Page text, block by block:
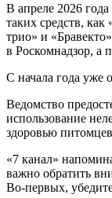
В апреле 2026
таких средств,
трио» и
в Роскомнадзор, а
С начала года уже
Ведомство
использование
здоровью
«7 канал»
важно обратить
Во-первых,